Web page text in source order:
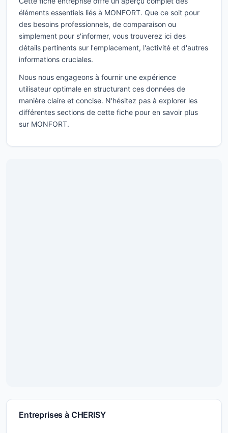
éléments essentiels liés à MONFORT. Que ce soit pour
des besoins professionnels, de comparaison ou
simplement pour s'informer, vous trouverez ici des
détails pertinents sur l'emplacement, l'activité et d'autres
informations cruciales.
Nous nous engageons à fournir une expérience
utilisateur optimale en structurant ces données de
manière claire et concise. N'hésitez pas à explorer les
différentes sections de cette fiche pour en savoir plus
sur MONFORT.
Entreprises à CHERISY